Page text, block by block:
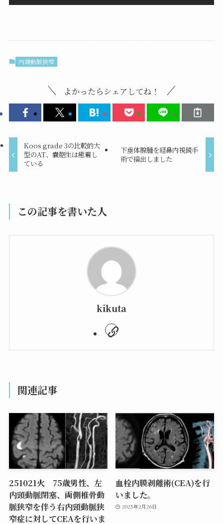
内頸動脈狭窄
よかったらシェアしてね！
Koos grade 3の比較的大
型のAT、嚢胞生は癒着し
ている
下垂体腺腫を経鼻内視鏡手
術で摘出しました
この記事を書いた人
kikuta
関連記事
251021火 75歳男性、左
内頸動脈閉塞、両側椎骨動
脈狭窄を伴う右内頸動脈狭
窄症に対してCEAを行いま
血栓内膜剥離術(CEA)を行
いました。
2025年2月26日